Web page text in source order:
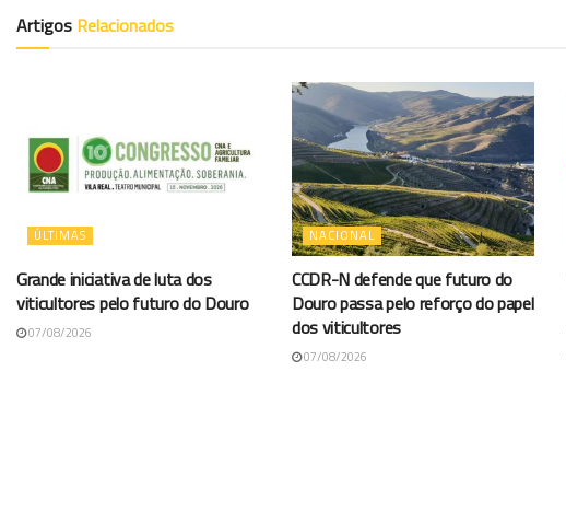
Artigos Relacionados
ÚLTIMAS
Grande iniciativa de luta dos
viticultores pelo futuro do Douro
07/08/2026
NACIONAL
CCDR-N defende que futuro do
Douro passa pelo reforço do papel
dos viticultores
07/08/2026